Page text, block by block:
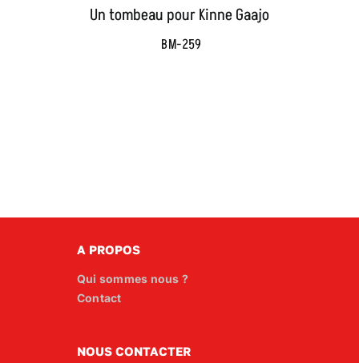
Un tombeau pour Kinne Gaajo
BM-259
A PROPOS
Qui sommes nous ?
Contact
NOUS CONTACTER